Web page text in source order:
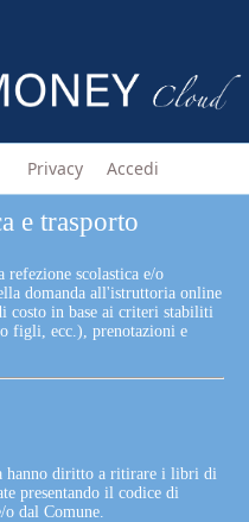
Privacy Accedi
e trasporto
scolastica e/o
domanda all'istruttoria online
costo in base ai criteri stabiliti
figli, ecc.), prenotazioni e
hanno diritto a ritirare i libri di
presentando il codice di
o dal Comune.